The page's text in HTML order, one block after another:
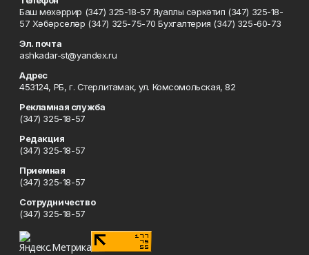
Баш мөхәррир (347) 325-18-57 Яуаплы сәркәтип (347) 325-18-
57 Хәбәрселәр (347) 325-75-70 Бухгалтерия (347) 325-60-73
Эл. почта
ashkadar-st@yandex.ru
Адрес
453124, РБ, г. Стерлитамак, ул. Комсомольская, 82
Рекламная служба
(347) 325-18-57
Редакция
(347) 325-18-57
Приемная
(347) 325-18-57
Сотрудничество
(347) 325-18-57